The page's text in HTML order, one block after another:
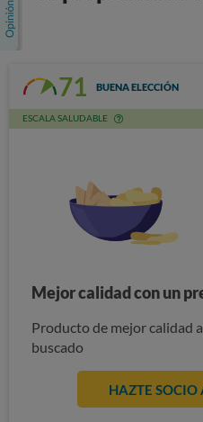
71 BUENA ELECCIÓN
ESCALA SALUDABLE
Mejor calidad con un
Producto de mejor calidad
buscado
HAZTE SOCIO